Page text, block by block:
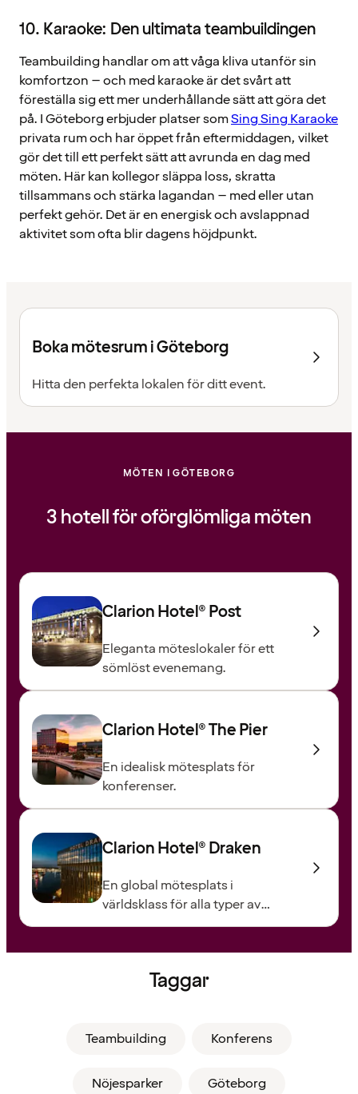
10. Karaoke: Den ultimata teambuildingen
Teambuilding handlar om att våga kliva utanför sin
komfortzon – och med karaoke är det svårt att
föreställa sig ett mer underhållande sätt att göra det
på. I Göteborg erbjuder platser somSing Sing Karaoke
privata rum och har öppet från eftermiddagen, vilket
gör det till ett perfekt sätt att avrunda en dag med
möten. Här kan kollegor släppa loss, skratta
tillsammans och stärka lagandan – med eller utan
perfekt gehör. Det är en energisk och avslappnad
aktivitet som ofta blir dagens höjdpunkt.
Boka mötesrum i Göteborg
Hitta den perfekta lokalen för ditt event.
MÖTEN I GÖTEBORG
3 hotell för oförglömliga möten
Clarion Hotel® Post
Eleganta möteslokaler för ett
sömlöst evenemang.
Clarion Hotel® The Pier
En idealisk mötesplats för
konferenser.
Clarion Hotel® Draken
En global mötesplats i
världsklass för alla typer av
evenemang.
Taggar
Teambuilding Konferens
Nöjesparker Göteborg